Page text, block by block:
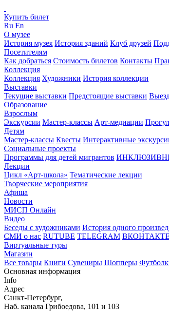
Купить билет
Ru En
О музее
История музея История зданий Клуб друзей
Посетителям
Как добраться Стоимость билетов Контакты
Коллекция
Коллекция Художники История коллекции
Выставки
Текущие выставки Предстоящие выставки
Образование
Взрослым
Экскурсии Мастер-классы Арт-медиации
Детям
Мастер-классы Квесты Интерактивные
Социальные проекты
Программы для детей мигрантов
Лекции
Цикл «Арт-школа» Тематические лекции
Творческие мероприятия
Афиша
Новости
МИСП Онлайн
Видео
Беседы с художниками История одного
СМИ о нас RUTUBE TELEGRAM ВКОНТАКТЕ
Виртуальные туры
Магазин
Все товары Книги Сувениры Шопперы
Основная информация
Info
Адрес
Санкт-Петербург,
Наб. канала Грибоедова, 101 и 103